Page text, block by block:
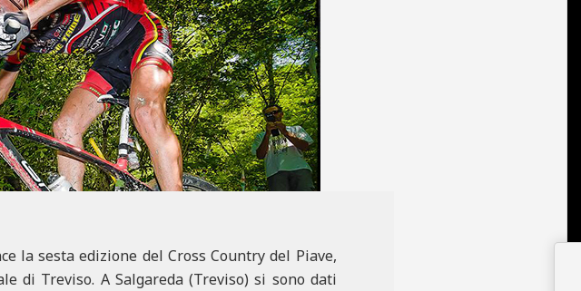
la sesta edizione del Cross Country del Piave,
di Treviso. A Salgareda (Treviso) si sono dati